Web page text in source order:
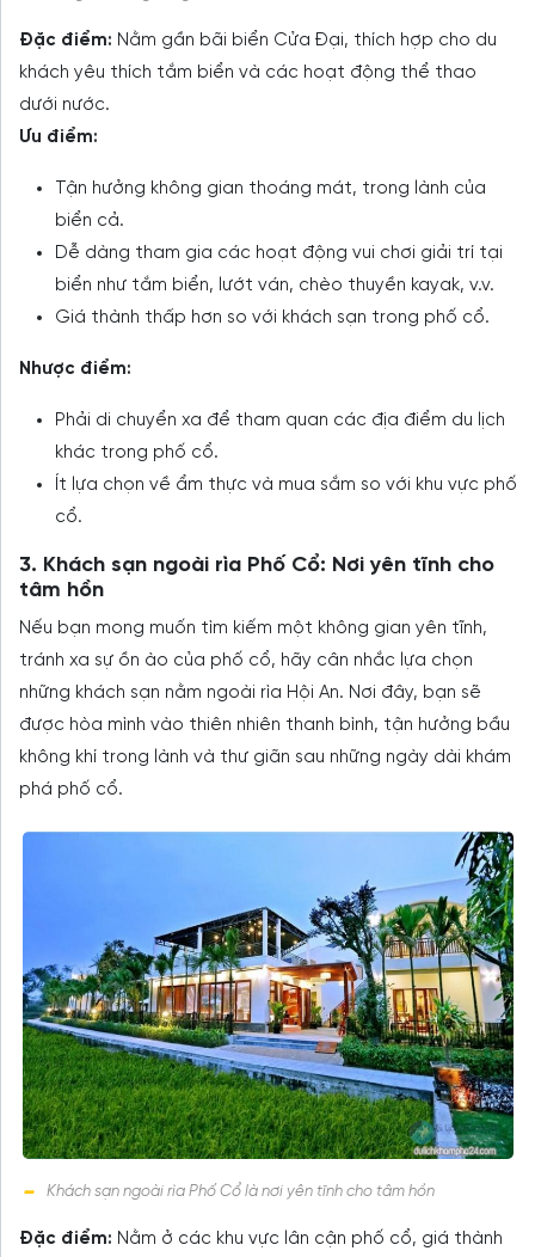
Đặc điểm: Nằm gần bãi biển Cửa Đại, thích hợp cho du
khách yêu thích tắm biển và các hoạt động thể thao
dưới nước.
Ưu điểm:
Tận hưởng không gian thoáng mát, trong lành của
biển cả.
Dễ dàng tham gia các hoạt động vui chơi giải trí tại
biển như tắm biển, lướt ván, chèo thuyền kayak, v.v.
Giá thành thấp hơn so với khách sạn trong phố cổ.
Nhược điểm:
Phải di chuyển xa để tham quan các địa điểm du lịch
khác trong phố cổ.
Ít lựa chọn về ẩm thực và mua sắm so với khu vực phố
cổ.
3. Khách sạn ngoài rìa Phố Cổ: Nơi yên tĩnh cho
tâm hồn
Nếu bạn mong muốn tìm kiếm một không gian yên tĩnh,
tránh xa sự ồn ào của phố cổ, hãy cân nhắc lựa chọn
những khách sạn nằm ngoài rìa Hội An. Nơi đây, bạn sẽ
được hòa mình vào thiên nhiên thanh bình, tận hưởng bầu
không khí trong lành và thư giãn sau những ngày dài khám
phá phố cổ.
Khách sạn ngoài rìa Phố Cổ là nơi yên tĩnh cho tâm hồn
Đặc điểm: Nằm ở các khu vực lân cận phố cổ, giá thành